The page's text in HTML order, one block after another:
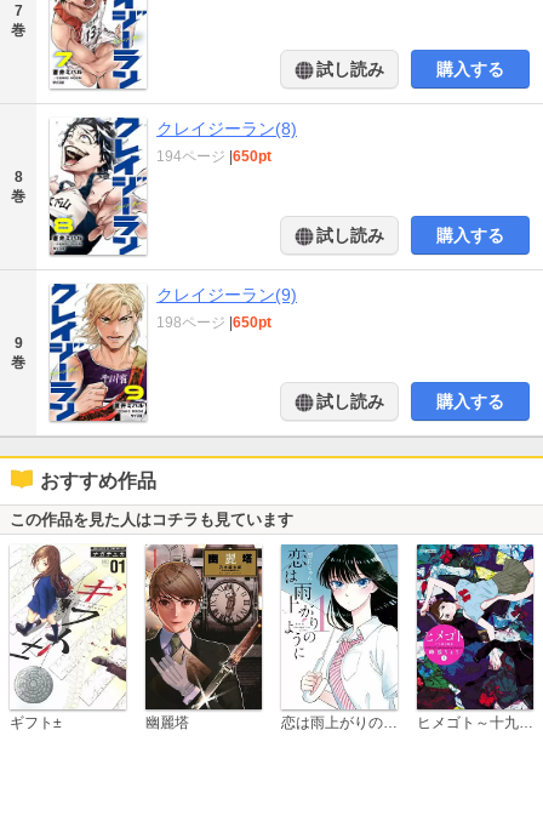
7
巻
試し読み 購入する
8
巻
クレイジーラン(8)
194ページ |650pt
試し読み 購入する
9
巻
クレイジーラン(9)
198ページ |650pt
試し読み 購入する
おすすめ作品
この作品を見た人はコチラも見ています
ギフト± 幽麗塔 ヒメゴト～十九歳の制服～